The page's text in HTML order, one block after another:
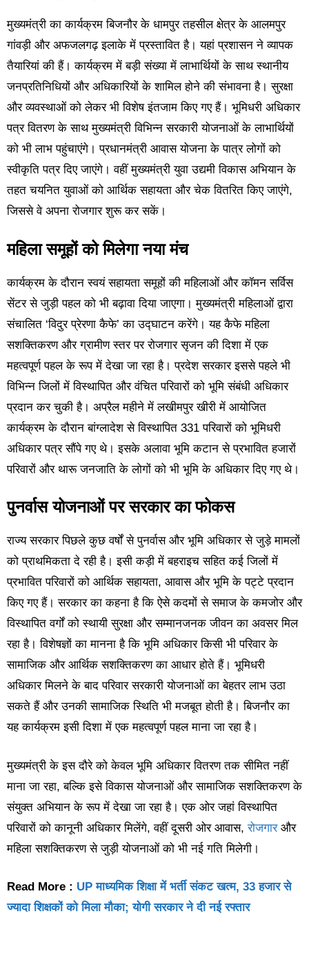
मुख्यमंत्री का कार्यक्रम बिजनौर के धामपुर तहसील क्षेत्र के आलमपुर
गांवड़ी और अफजलगढ़ इलाके में प्रस्तावित है। यहां प्रशासन ने व्यापक
तैयारियां की हैं। कार्यक्रम में बड़ी संख्या में लाभार्थियों के साथ स्थानीय
जनप्रतिनिधियों और अधिकारियों के शामिल होने की संभावना है। सुरक्षा
और व्यवस्थाओं को लेकर भी विशेष इंतजाम किए गए हैं। भूमिधरी अधिकार
पत्र वितरण के साथ मुख्यमंत्री विभिन्न सरकारी योजनाओं के लाभार्थियों
को भी लाभ पहुंचाएंगे। प्रधानमंत्री आवास योजना के पात्र लोगों को
स्वीकृति पत्र दिए जाएंगे। वहीं मुख्यमंत्री युवा उद्यमी विकास अभियान के
तहत चयनित युवाओं को आर्थिक सहायता और चेक वितरित किए जाएंगे,
जिससे वे अपना रोजगार शुरू कर सकें।
महिला समूहों को मिलेगा नया मंच
कार्यक्रम के दौरान स्वयं सहायता समूहों की महिलाओं और कॉमन सर्विस
सेंटर से जुड़ी पहल को भी बढ़ावा दिया जाएगा। मुख्यमंत्री महिलाओं द्वारा
संचालित ‘विदुर प्रेरणा कैफे’ का उद्घाटन करेंगे। यह कैफे महिला
सशक्तिकरण और ग्रामीण स्तर पर रोजगार सृजन की दिशा में एक
महत्वपूर्ण पहल के रूप में देखा जा रहा है। प्रदेश सरकार इससे पहले भी
विभिन्न जिलों में विस्थापित और वंचित परिवारों को भूमि संबंधी अधिकार
प्रदान कर चुकी है। अप्रैल महीने में लखीमपुर खीरी में आयोजित
कार्यक्रम के दौरान बांग्लादेश से विस्थापित 331 परिवारों को भूमिधरी
अधिकार पत्र सौंपे गए थे। इसके अलावा भूमि कटान से प्रभावित हजारों
परिवारों और थारू जनजाति के लोगों को भी भूमि के अधिकार दिए गए थे।
पुनर्वास योजनाओं पर सरकार का फोकस
राज्य सरकार पिछले कुछ वर्षों से पुनर्वास और भूमि अधिकार से जुड़े मामलों
को प्राथमिकता दे रही है। इसी कड़ी में बहराइच सहित कई जिलों में
प्रभावित परिवारों को आर्थिक सहायता, आवास और भूमि के पट्टे प्रदान
किए गए हैं। सरकार का कहना है कि ऐसे कदमों से समाज के कमजोर और
विस्थापित वर्गों को स्थायी सुरक्षा और सम्मानजनक जीवन का अवसर मिल
रहा है। विशेषज्ञों का मानना है कि भूमि अधिकार किसी भी परिवार के
सामाजिक और आर्थिक सशक्तिकरण का आधार होते हैं। भूमिधरी
अधिकार मिलने के बाद परिवार सरकारी योजनाओं का बेहतर लाभ उठा
सकते हैं और उनकी सामाजिक स्थिति भी मजबूत होती है। बिजनौर का
यह कार्यक्रम इसी दिशा में एक महत्वपूर्ण पहल माना जा रहा है।
मुख्यमंत्री के इस दौरे को केवल भूमि अधिकार वितरण तक सीमित नहीं
माना जा रहा, बल्कि इसे विकास योजनाओं और सामाजिक सशक्तिकरण के
संयुक्त अभियान के रूप में देखा जा रहा है। एक ओर जहां विस्थापित
परिवारों को कानूनी अधिकार मिलेंगे, वहीं दूसरी ओर आवास,रोजगारऔर
महिला सशक्तिकरण से जुड़ी योजनाओं को भी नई गति मिलेगी।
Read More : UP माध्यमिक शिक्षा में भर्ती संकट खत्म, 33 हजार से
ज्यादा शिक्षकों को मिला मौका; योगी सरकार ने दी नई रफ्तार